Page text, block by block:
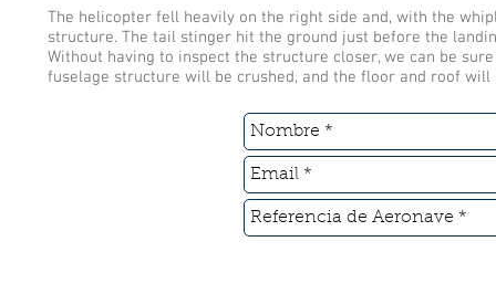
The helicopter fell heavily on the right side and, with the
structure. The tail stinger hit the ground just before the
Without having to inspect the structure closer, we can be
fuselage structure will be crushed, and the floor and roof will